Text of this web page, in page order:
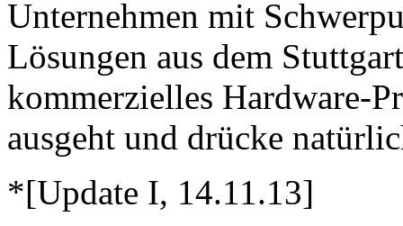
Unternehmen mit
Lösungen aus dem
kommerzielles Hardware-
ausgeht und drücke
*[Update I, 14.11.13]